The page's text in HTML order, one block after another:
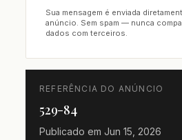
Sua mensagem é enviada
anúncio. Sem spam — nunca
dados com terceiros.
REFERÊNCIA DO ANÚNCIO
529-84
Publicado em Jun 15, 2026